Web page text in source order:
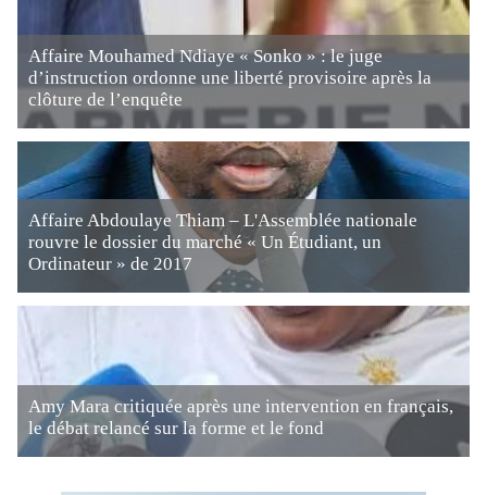
Affaire Mouhamed Ndiaye « Sonko » : le juge
d’instruction ordonne une liberté provisoire après la
clôture de l’enquête
Affaire Abdoulaye Thiam – L'Assemblée nationale
rouvre le dossier du marché « Un Étudiant, un
Ordinateur » de 2017
Amy Mara critiquée après une intervention en français,
le débat relancé sur la forme et le fond